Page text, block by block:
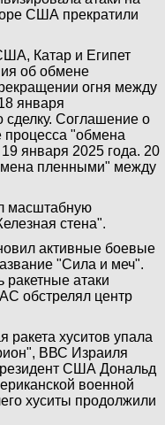
США прекратили
Катар и Египет
об обмене
огня между
января
сделку. Соглашение о
процесса "обмена
января 2025 года. 20
пленными" между
масштабную
стена".
активные боевые
"Сила и меч".
ракетные атаки
обстрелял центр
ракета хуситов упала
ВВС Израиля
США Дональд
военной
хуситы продолжили